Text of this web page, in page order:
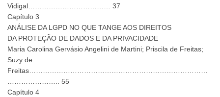
Vidigal……………………………… 37
Capítulo 3
ANÁLISE DA LGPD NO QUE TANGE AOS DIREITOS
DA PROTEÇÃO DE DADOS E DA PRIVACIDADE
Maria Carolina Gervásio Angelini de Martini; Priscila de Freitas;
Suzy de
Freitas……………………………………………………………………
………………….. 55
Capítulo 4